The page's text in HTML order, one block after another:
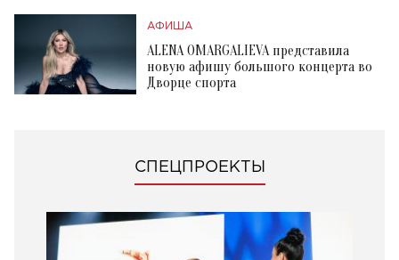
АФИША
ALENA OMARGALIEVA представила
новую афишу большого концерта во
Дворце спорта
СПЕЦПРОЕКТЫ